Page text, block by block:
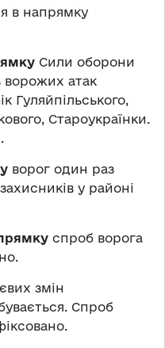
в напрямку
Сили оборони
ворожих атак
Гуляйпільського,
Староукраїнки.
ворог один раз
у районі
спроб ворога
змін
Спроб